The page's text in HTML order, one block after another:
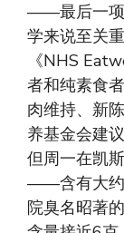
——最后一项
学来说至关
《NHS
者和纯素食
肉维持、新
养基金会建
但周一在凯
——含有大约
院臭名昭著